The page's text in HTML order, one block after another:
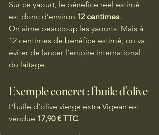
Sur ce yaourt, le bénéfice réel estimé
est donc d’environ 12 centimes.
On aime beaucoup les yaourts. Mais à
12 centimes de bénéfice estimé, on va
éviter de lancer l’empire international
du laitage.
Exemple concret : l’huile d’olive
L’huile d’olive vierge extra Vigean est
vendue 17,90 € TTC.